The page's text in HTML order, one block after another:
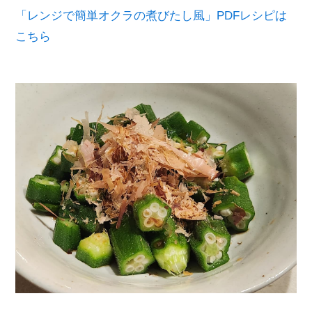
「レンジで簡単オクラの煮びたし風」PDFレシピは
こちら